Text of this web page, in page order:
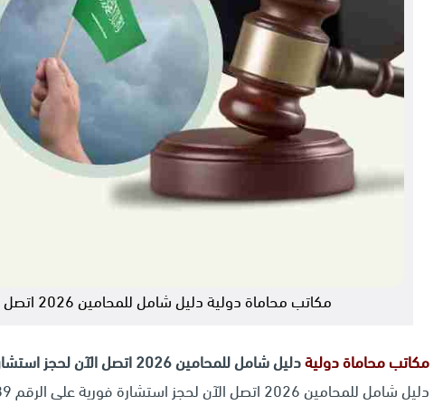
مكاتب محاماة دولية دليل شامل للمحامين 2026 اتصل الآن لحجز استشارة فورية على الرقم 0560077289
مكاتبمحاماة دوليةدليل شامل للمحامين 2026 اتصل الآن لحجز استشارة فورية على الرقم 0560077289